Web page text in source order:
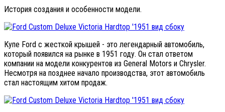
История создания и особенности модели.
Купе Ford с жесткой крышей - это легендарный автомобиль,
который появился на рынке в 1951 году. Он стал ответом
компании на модели конкурентов из General Motors и Chrysler.
Несмотря на позднее начало производства, этот автомобиль
стал настоящим хитом продаж.